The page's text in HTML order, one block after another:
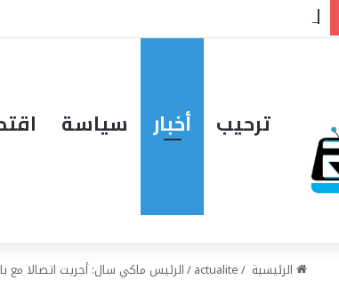
ترحيب أخبار سياسة
الرئيسية /
actualite
/الرئيس ماكي سال: أجريت اتصالا مع